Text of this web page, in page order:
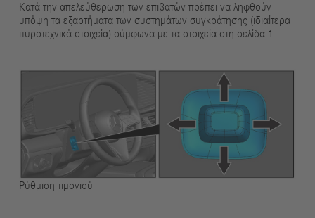
Κατά την απελεύθερωση των επιβατών πρέπει να ληφθούν
υπόψη τα εξαρτήματα των συστημάτων συγκράτησης (ιδιαίτερα
πυροτεχνικά στοιχεία) σύμφωνα με τα στοιχεία στη σελίδα 1.
Ρύθμιση τιμονιού